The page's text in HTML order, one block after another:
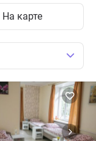
На карте